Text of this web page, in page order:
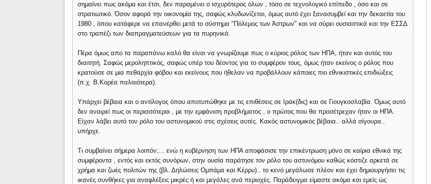
σημαίνει πως ακόμα και έτσι, δεν παραμένει ο ισχυρότερος όλων , τόσο σε τεχνολογικό επίπεδο , όσο και σε
στρατιωτικό. Όσον αφορά την οικονομία της, σαφώς κλυδωνίζεται, όμως αυτό έχει ξανασυμβεί και την δεκαετία του
1980 , όπου κατάφερε να επανέρθει μετά το σύστημα "Πόλεμος των Άστρων" και να σύρει ουσιαστικά και την ΕΣΣΔ
στο τραπέζι των διαπραγματεύσεων για τα πυρηνικά.
Πέρα όμως απο τα παραπάνω καλό θα είναι να γνωρίζουμε πως ο κύριος ρόλος των ΗΠΑ, ήταν και αυτός του
διαιτητή. Σαφώς μεροληπτικός, σαφώς υπέρ του δέοντος για το συμφέρον τους, όμως ήταν εκείνος ο ρόλος που
κρατούσε σε μια πεθαρχία φόβου και εκείνους που ήθελαν να προβάλλουν κάποιες πιο εθνικιστικές επιδιώξεις
(π.χ. Β.Κορέα παλαιότερα).
Υπάρχει βέβαια και ο αντίλογος όπου αποτυπώθηκε με τις επιθέσεις σε Ιράκ(δις) και σε Γιουγκοσλαβία. Όμως αυτό
δεν αναιρεί πως οι περισσότεροι , με την εμφάνιση προβλήματος , ο πρώτος που θα προσέτρεχαν ήταν οι ΗΠΑ.
Είχαν λάβει αυτό τον ρόλο του αστυνομικού στις σχέσεις αυτές. Κακός αστυνομικός βέβαια.. αλλά σίγουρα..
υπήρχε.
Τι συμβαίνει σήμερα λοιπόν;... ενώ η κυβέρνηση των ΗΠΑ αποφάσισε την επικέντρωση μόνο σε καίρια εθνικά της
συμφέροντα , εντός και εκτός συνόρων, στην ουσία παράτησε τον ρόλο του αστυνόμου καθώς κόστιζε αρκετά σε
χρήμα και ζωές πολιτών της (βλ. Δηλώσεις Ομπάμα και Κέρρυ).. το κενό μεγάλωσε πλέον και έχει δημιουργήσει τις
ικανές συνθήκες για αναφλέξεις μικρές ή και μεγάλες ανά περιοχές. Παράδειγμα είμαστε ακόμα και εμείς ώς